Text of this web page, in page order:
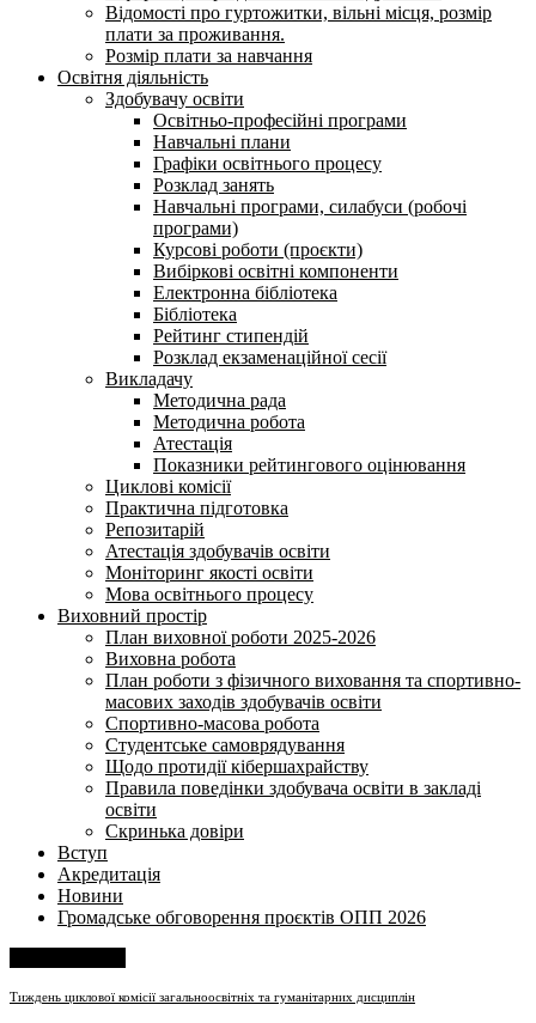
Відомості про гуртожитки, вільні місця, розмір
плати за проживання.
Розмір плати за навчання
Освітня діяльність
Здобувачу освіти
Освітньо-професійні програми
Навчальні плани
Графіки освітнього процесу
Розклад занять
Навчальні програми, силабуси (робочі
програми)
Курсові роботи (проєкти)
Вибіркові освітні компоненти
Електронна бібліотека
Бібліотека
Рейтинг стипендій
Розклад екзаменаційної сесії
Викладачу
Методична рада
Методична робота
Атестація
Показники рейтингового оцінювання
Циклові комісії
Практична підготовка
Репозитарій
Атестація здобувачів освіти
Моніторинг якості освіти
Мова освітнього процесу
Виховний простір
План виховної роботи 2025-2026
Виховна робота
План роботи з фізичного виховання та спортивно-
масових заходів здобувачів освіти
Спортивно-масова робота
Студентське самоврядування
Щодо протидії кібершахрайству
Правила поведінки здобувача освіти в закладі
освіти
Скринька довіри
Вступ
Акредитація
Новини
Громадське обговорення проєктів ОПП 2026
Тиждень циклової комісії загальноосвітніх та гуманітарних дисциплін